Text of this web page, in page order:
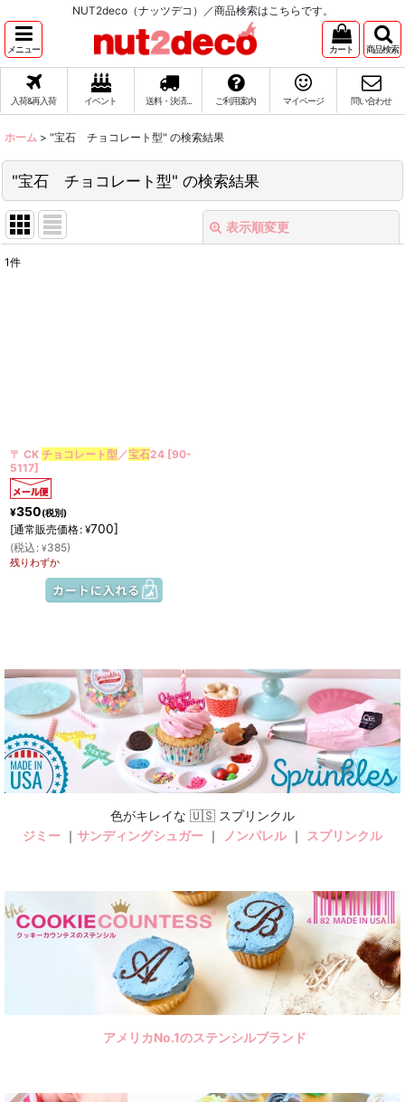
NUT2deco（ナッツデコ）／商品検索はこちらです。
メニュー カート 商品検索
入荷&再入荷 イベント 送料・決済... ご利用案内 マイページ 問い合わせ
ホーム > "宝石 チョコレート型" の検索結果
"宝石 チョコレート型" の検索結果
表示順変更
絞り込む
1件
〒 CK チョコレート型 ／宝石24 [90-
5117]
¥350(税別)
[通常販売価格: ¥700]
(税込 : ¥385)
残りわずか
色がキレイな 🇺🇸 スプリンクル
ジミー ｜ サンディングシュガー ｜ ノンパレル｜ スプリンクル
アメリカNo.1のステンシルブランド